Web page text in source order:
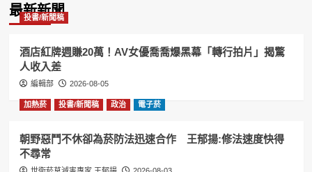
最新新聞
投書/新聞稿
酒店紅牌週賺20萬！AV女優喬喬爆黑幕「轉行拍片」揭驚
人收入差
編輯部 2026-08-05
加熱菸 投書/新聞稿 政治 電子菸
朝野惡鬥不休卻為菸防法迅速合作 王郁揚:修法速度快得
不尋常